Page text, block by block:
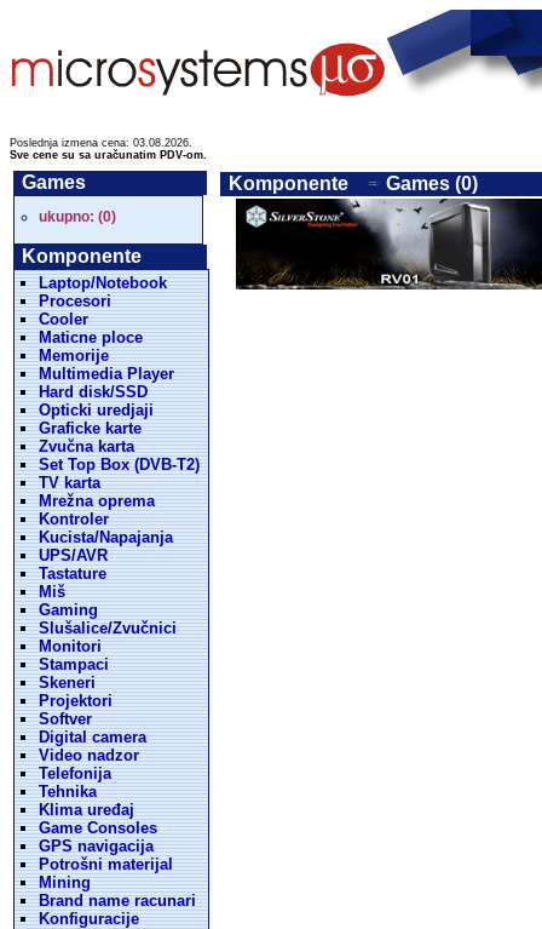
Poslednja izmena cena: 03.08.2026.
Sve cene su sa uračunatim PDV-om.
Games
ukupno: (0)
Komponente
Laptop/Notebook
Procesori
Cooler
Maticne ploce
Memorije
Multimedia Player
Hard disk/SSD
Opticki uredjaji
Graficke karte
Zvučna karta
Set Top Box (DVB-T2)
TV karta
Mrežna oprema
Kontroler
Kucista/Napajanja
UPS/AVR
Tastature
Miš
Gaming
Slušalice/Zvučnici
Monitori
Stampaci
Skeneri
Projektori
Softver
Digital camera
Video nadzor
Telefonija
Tehnika
Klima uređaj
Game Consoles
GPS navigacija
Potrošni materijal
Mining
Brand name racunari
Konfiguracije
Komponente Games (0)